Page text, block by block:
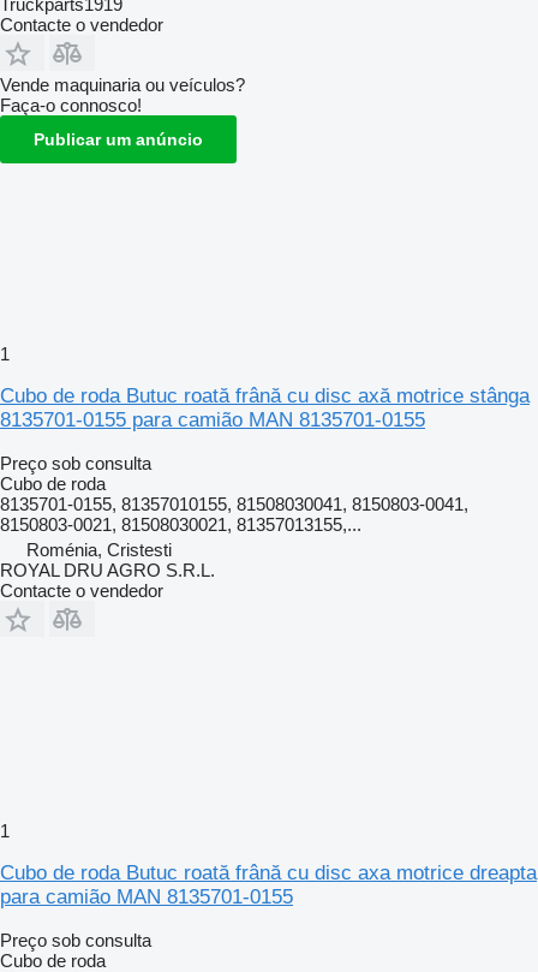
Truckparts1919
Contacte o vendedor
Vende maquinaria ou veículos?
Faça-o connosco!
Publicar um anúncio
1
Cubo de roda Butuc roată frână cu disc axă motrice stânga
8135701-0155 para camião MAN 8135701-0155
Preço sob consulta
Cubo de roda
8135701-0155, 81357010155, 81508030041, 8150803-0041,
8150803-0021, 81508030021, 81357013155,...
Roménia, Cristesti
ROYAL DRU AGRO S.R.L.
Contacte o vendedor
1
Cubo de roda Butuc roată frână cu disc axa motrice dreapta
para camião MAN 8135701-0155
Preço sob consulta
Cubo de roda